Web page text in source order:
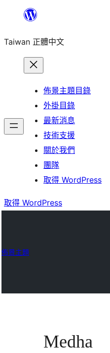
主
Taiwan 正體中文
佈景主題目錄
外掛目錄
最新消息
技術支援
關於我們
團隊
取得 WordPress
取得 WordPress
佈景主題
Medha